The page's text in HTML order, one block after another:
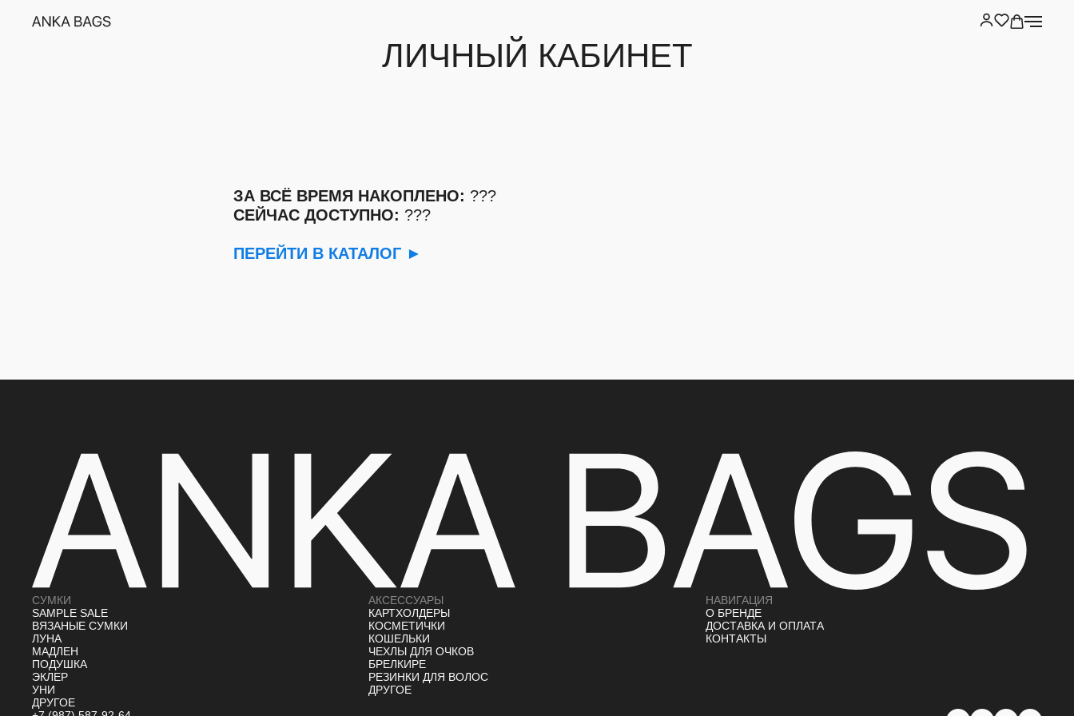
ЛИЧНЫЙ КАБИНЕТ
ЗА ВСЁ ВРЕМЯ НАКОПЛЕНО: ???
СЕЙЧАС ДОСТУПНО: ???
ПЕРЕЙТИ В КАТАЛОГ ►
СУМКИ
SAMPLE SALE
ВЯЗАНЫЕ СУМКИ
ЛУНА
МАДЛЕН
ПОДУШКА
ЭКЛЕР
УНИ
ДРУГОЕ
АКСЕССУАРЫ
КАРТХОЛДЕРЫ
КОСМЕТИЧКИ
КОШЕЛЬКИ
ЧЕХЛЫ ДЛЯ ОЧКОВ
БРЕЛКИРЕ
РЕЗИНКИ ДЛЯ ВОЛОС
ДРУГОЕ
НАВИГАЦИЯ
О БРЕНДЕ
ДОСТАВКА И ОПЛАТА
КОНТАКТЫ